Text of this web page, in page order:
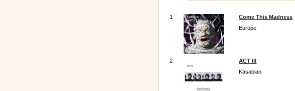
1
Come This Madness
Europe
2
ACT III
Kasabian